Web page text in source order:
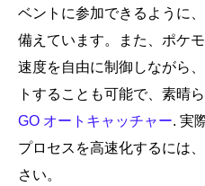
ベントに参加できるように
備えています。また、ポケ
速度を自由に制御しながら
トすることも可能で、素晴
GO オートキャッチャー. 実
プロセスを高速化するには
さい。